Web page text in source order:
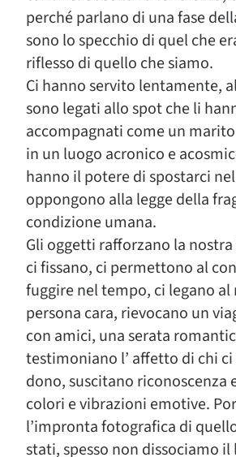
perché parlano di una fase
sono lo specchio di quel che
riflesso di quello che siamo.
Ci hanno servito lentamente,
sono legati allo spot che li
accompagnati come un
in un luogo acronico e
hanno il potere di spostarci
oppongono alla legge della
condizione umana.
Gli oggetti rafforzano la
ci fissano, ci permettono al
fuggire nel tempo, ci legano
persona cara, rievocano un
con amici, una serata
testimoniano l’ affetto di chi
dono, suscitano riconoscenza
colori e vibrazioni emotive.
l’impronta fotografica di
stati, spesso non dissociamo il